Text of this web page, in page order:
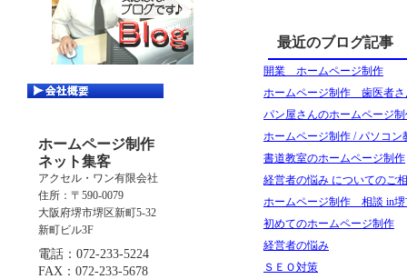
最近のブログ記事
開業 ホームページ制作
ホームページ制作 歯医者さ
パン屋さんのホームページ
ホームページ制作 / パソコン
書道教室のホームページ制作
経営者の悩み についてのご
ホームページ制作 相談 in堺
初めてのホームページ制作
経営者の悩み
ＳＥＯ対策
ホームページ制作
ネット集客
アクセル・ワン有限会社
住所：〒590-0079
大阪府堺市堺区新町5-32
新町ビル3F
電話：072-233-5224
FAX：072-233-5678